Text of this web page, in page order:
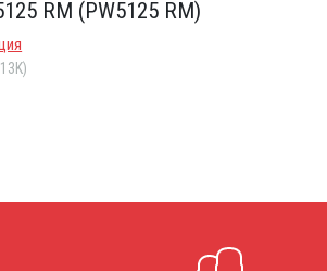
RM (PW5125 RM)